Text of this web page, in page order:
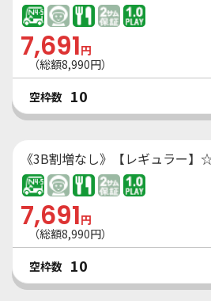
7,691円
（総額8,990円）
空枠数 10
《3B割増なし》【レギュラー
7,691円
（総額8,990円）
空枠数 10